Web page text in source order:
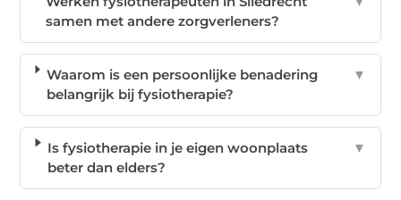
samen met andere zorgverleners?
Waarom is een persoonlijke benadering
belangrijk bij fysiotherapie?
▼
Is fysiotherapie in je eigen woonplaats
beter dan elders?
▼